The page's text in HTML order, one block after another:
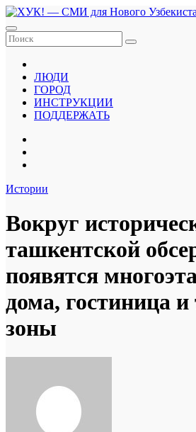
Перейти
к
содержанию
ЛЮДИ
ГОРОД
ИНСТРУКЦИИ
ПОДДЕРЖАТЬ
Истории
Вокруг
ташкентской
появятся
дома, гостиница
зоны